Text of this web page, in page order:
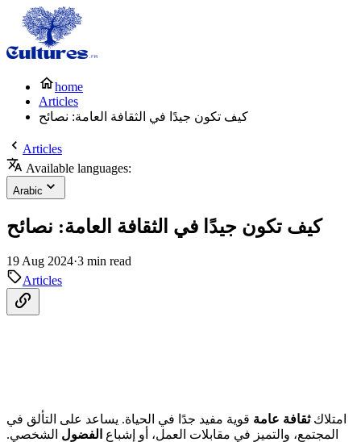
home
Articles
كيف تكون جيدًا في الثقافة العامة: نصائح
Articles
Available languages:
Arabic
كيف تكون جيدًا في الثقافة العامة: نصائح
19 Aug 2024·3 min read
Articles
امتلاكثقافة عامة قوية مفيد جدًا في الحياة. يساعد على التألق في
المجتمع، والتميز في مقابلات العمل، أو إشباع الفضول الشخصي.